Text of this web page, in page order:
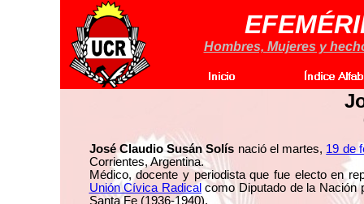
Hombres, Mujeres y
José Claudio Susán Solís nació el martes, 19 de
Corrientes, Argentina.
Médico, docente y periodista que fue electo en
Unión Cívica Radical como Diputado de la Nación
Santa Fe (1936-1940).